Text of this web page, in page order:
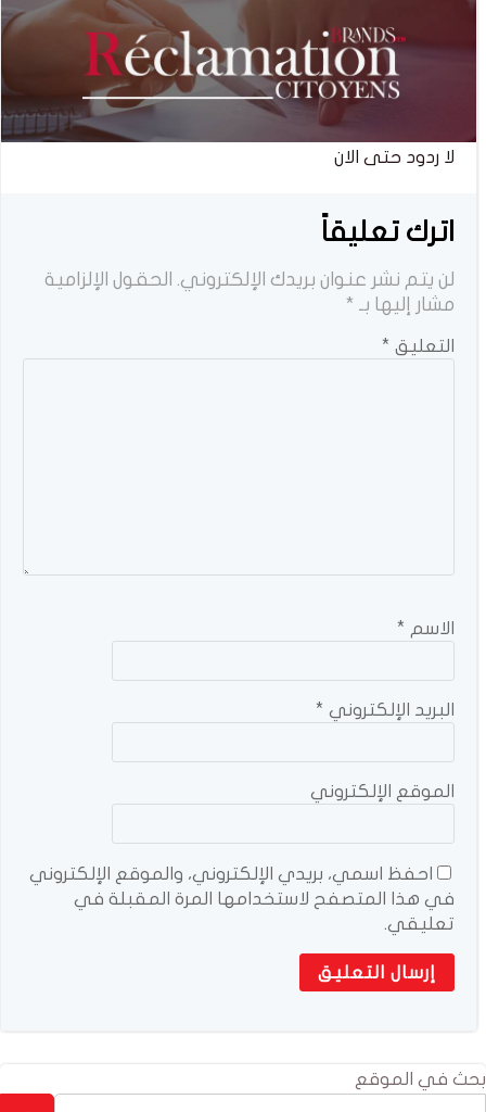
لا ردود حتى الان
اترك تعليقاً
لن يتم نشر عنوان بريدك الإلكتروني. الحقول الإلزامية
مشار إليها بـ *
التعليق *
الاسم *
البريد الإلكتروني *
الموقع الإلكتروني
احفظ اسمي، بريدي الإلكتروني، والموقع الإلكتروني
في هذا المتصفح لاستخدامها المرة المقبلة في
تعليقي.
بحث في الموقع